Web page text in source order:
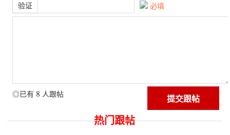
验证 必填
◎已有 8 人跟帖
热门跟帖